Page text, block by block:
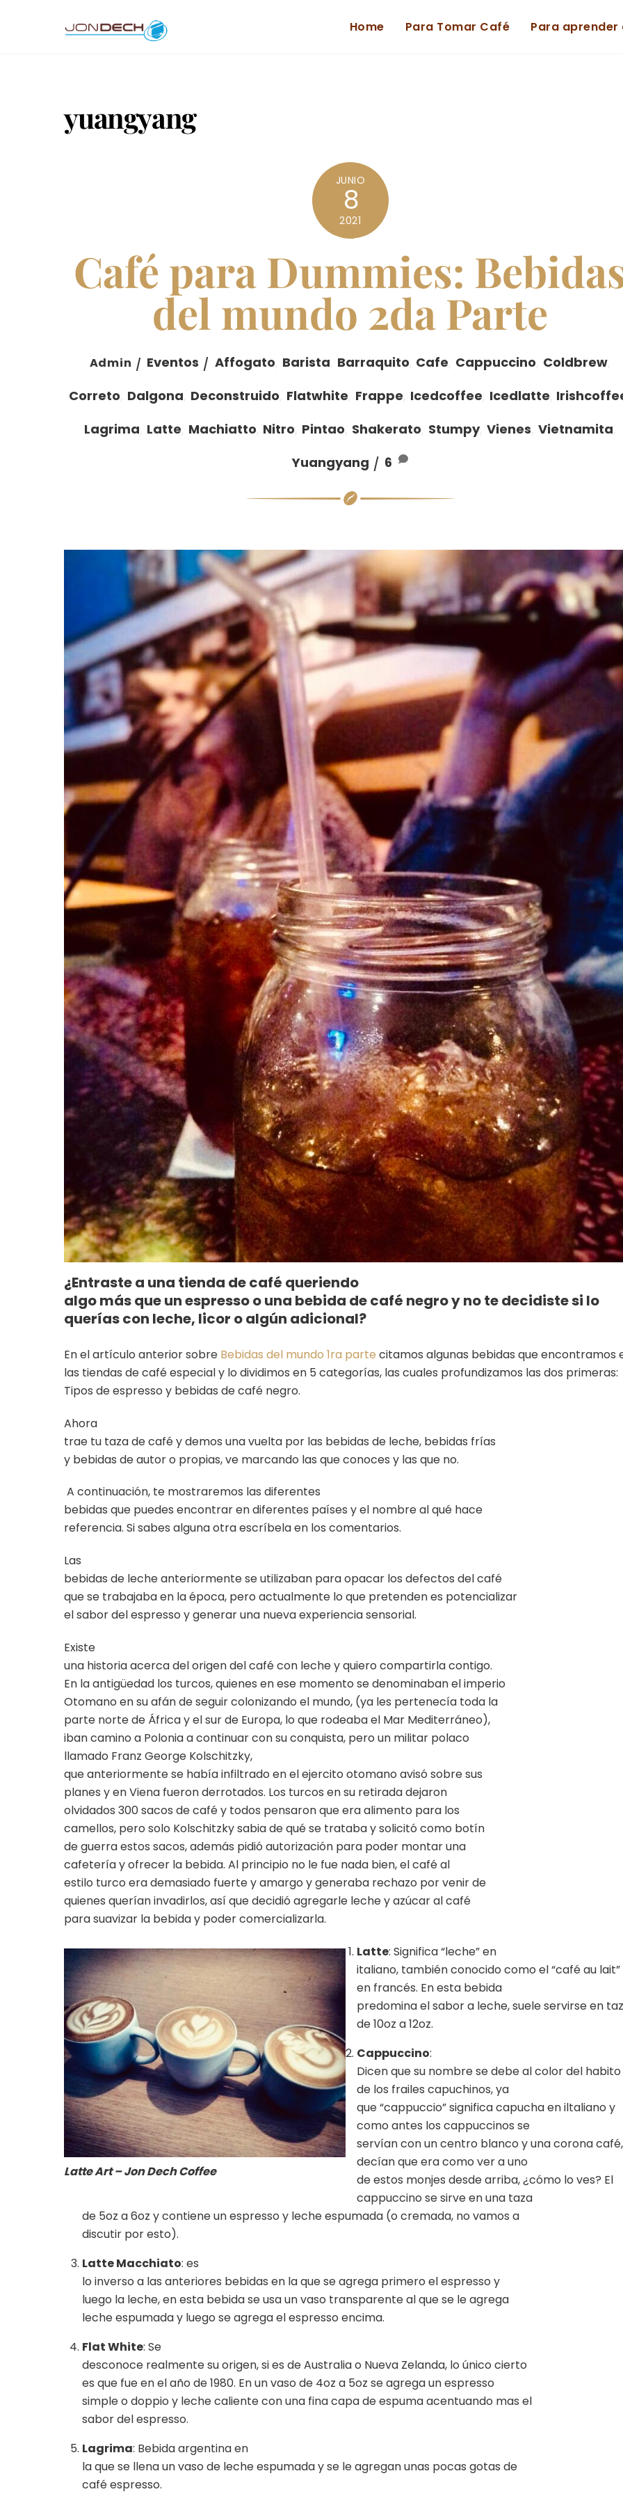
Home Para Tomar Café Para aprender
yuangyang
JUNIO
8
2021
Café para Dummies:
del mundo 2da Parte
Admin Eventos Affogato Barista Barraquito Cafe Cappuccino Coldbrew
Correto Dalgona Deconstruido Flatwhite Frappe Icedcoffee Icedlatte
Lagrima Latte Machiatto Nitro Pintao Shakerato Stumpy, Vienes Vietnamita
Yuangyang
6
¿Entraste a una tienda de café queriendo
algo más que un espresso o una bebida de café negro y no te decidiste si lo
querías con leche, licor o algún adicional?
En el artículo anterior sobre Bebidas del mundo 1ra parte citamos algunas bebidas que encontramos
las tiendas de café especial y lo dividimos en 5 categorías, las cuales profundizamos las dos primeras:
Tipos de espresso y bebidas de café negro.
Ahora
trae tu taza de café y demos una vuelta por las bebidas de leche, bebidas frías
y bebidas de autor o propias, ve marcando las que conoces y las que no.
A continuación, te mostraremos las diferentes
bebidas que puedes encontrar en diferentes países y el nombre al qué hace
referencia. Si sabes alguna otra escríbela en los comentarios.
Las
bebidas de leche anteriormente se utilizaban para opacar los defectos del café
que se trabajaba en la época, pero actualmente lo que pretenden es potencializar
el sabor del espresso y generar una nueva experiencia sensorial.
Existe
una historia acerca del origen del café con leche y quiero compartirla contigo.
En la antigüedad los turcos, quienes en ese momento se denominaban el imperio
Otomano en su afán de seguir colonizando el mundo, (ya les pertenecía toda la
parte norte de África y el sur de Europa, lo que rodeaba el Mar Mediterráneo),
iban camino a Polonia a continuar con su conquista, pero un militar polaco
llamado Franz George Kolschitzky,
que anteriormente se había infiltrado en el ejercito otomano avisó sobre sus
planes y en Viena fueron derrotados. Los turcos en su retirada dejaron
olvidados 300 sacos de café y todos pensaron que era alimento para los
camellos, pero solo Kolschitzky sabia de qué se trataba y solicitó como botín
de guerra estos sacos, además pidió autorización para poder montar una
cafetería y ofrecer la bebida. Al principio no le fue nada bien, el café al
estilo turco era demasiado fuerte y amargo y generaba rechazo por venir de
quienes querían invadirlos, así que decidió agregarle leche y azúcar al café
para suavizar la bebida y poder comercializarla.
Latte Art – Jon Dech Coffee
Latte: Significa “leche” en
italiano, también conocido como el “café au lait”
en francés. En esta bebida
predomina el sabor a leche, suele servirse en
de 10oz a 12oz.
Cappuccino:
Dicen que su nombre se debe al color del habito
de los frailes capuchinos, ya
que “cappuccio” significa capucha en iltaliano y
como antes los cappuccinos se
servían con un centro blanco y una corona café,
decían que era como ver a uno
de estos monjes desde arriba, ¿cómo lo ves? El
cappuccino se sirve en una taza
de 5oz a 6oz y contiene un espresso y leche espumada (o cremada, no vamos a
discutir por esto).
Latte Macchiato: es
lo inverso a las anteriores bebidas en la que se agrega primero el espresso y
luego la leche, en esta bebida se usa un vaso transparente al que se le agrega
leche espumada y luego se agrega el espresso encima.
Flat White: Se
desconoce realmente su origen, si es de Australia o Nueva Zelanda, lo único cierto
es que fue en el año de 1980. En un vaso de 4oz a 5oz se agrega un espresso
simple o doppio y leche caliente con una fina capa de espuma acentuando mas el
sabor del espresso.
Lagrima: Bebida argentina en
la que se llena un vaso de leche espumada y se le agregan unas pocas gotas de
café espresso.